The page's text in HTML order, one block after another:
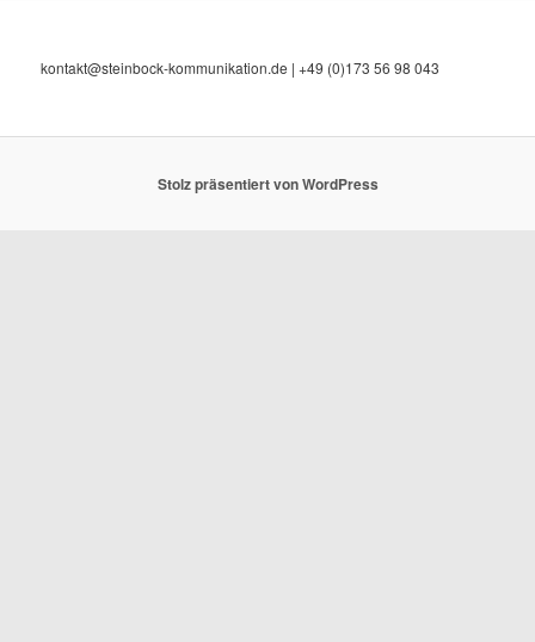
kontakt@steinbock-kommunikation.de | +49 (0)173 56 98 043
Stolz präsentiert von WordPress